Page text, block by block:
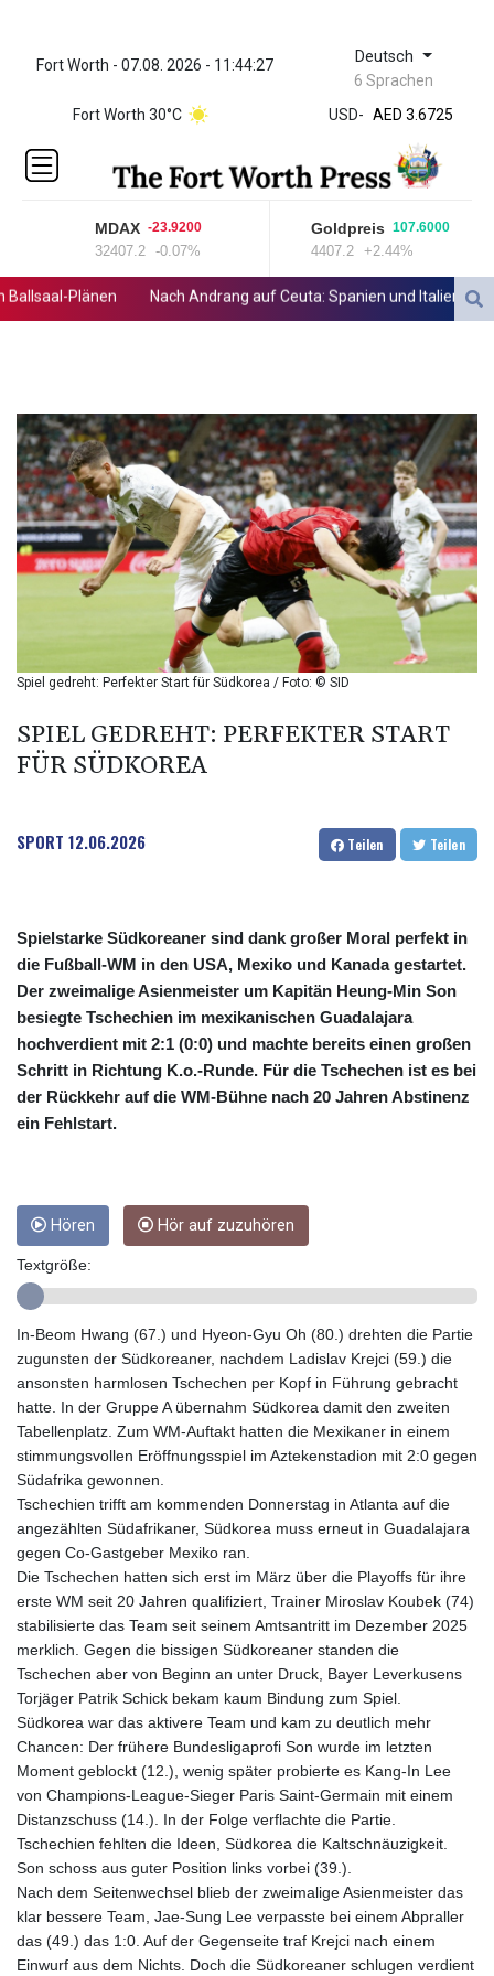
Fort Worth - 07.08. 2026 - 11:44:27 Deutsch
6 Sprachen
Fort Worth 30°C
USD-
ZWL 321.999592
AED 3.6725
AED 3.6725
AFN
ALL 80.861178
AMD
AOA
918.000066
BBD 2.013896
BDT 123.776354
BHD 0.377061
BIF 2993.650463
BMD 1
BND 1.281271
BOB 11.884005
BRL 5.105192
BSD 0.999879
BTN 95.145572
BWP 13.496235
BZD 2.010921
CHF 0.808105
CLF 0.023174
CNH 6.74376
COP 3162.95
CRC 454.53954
CUC 1
CUP 26.5
CVE 95.649308
FJD 2.210502
FKP 0.743241
GBP 0.741355
GEL 2.615003
GGP 0.743241
GHS 11.733937
GIP 0.743241
GNF
8782.057677
GYD 209.187745
HKD 7.845415
HNL 26.799903
HRK 6.521304
HTG 130.738004
HUF 314.058026
IDR 17796
ILS 2.99985
IMP 0.743241
INR 95.17365
IQD 1309.80882
IRR
ISK 123.390415
JEP 0.743241
JMD 158.790465
JOD 0.708994
MDAX -23.9200
32407.2 -0.07%
Goldpreis 107.6000
4407.2 +2.44%
Plänen Nach Andrang auf Ceuta: Spanien und Italien
Spiel gedreht: Perfekter Start für Südkorea / Foto: © SID
SPIEL GEDREHT: PERFEKTER START
FÜR SÜDKOREA
SPORT 12.06.2026 Teilen Teilen
Spielstarke Südkoreaner sind dank großer Moral perfekt in
die Fußball-WM in den USA, Mexiko und Kanada gestartet.
Der zweimalige Asienmeister um Kapitän Heung-Min Son
besiegte Tschechien im mexikanischen Guadalajara
hochverdient mit 2:1 (0:0) und machte bereits einen großen
Schritt in Richtung K.o.-Runde. Für die Tschechen ist es bei
der Rückkehr auf die WM-Bühne nach 20 Jahren Abstinenz
ein Fehlstart.
Hören Hör auf zuzuhören
Textgröße:
In-Beom Hwang (67.) und Hyeon-Gyu Oh (80.) drehten die Partie
zugunsten der Südkoreaner, nachdem Ladislav Krejci (59.) die
ansonsten harmlosen Tschechen per Kopf in Führung gebracht
hatte. In der Gruppe A übernahm Südkorea damit den zweiten
Tabellenplatz. Zum WM-Auftakt hatten die Mexikaner in einem
stimmungsvollen Eröffnungsspiel im Aztekenstadion mit 2:0 gegen
Südafrika gewonnen.
Tschechien trifft am kommenden Donnerstag in Atlanta auf die
angezählten Südafrikaner, Südkorea muss erneut in Guadalajara
gegen Co-Gastgeber Mexiko ran.
Die Tschechen hatten sich erst im März über die Playoffs für ihre
erste WM seit 20 Jahren qualifiziert, Trainer Miroslav Koubek (74)
stabilisierte das Team seit seinem Amtsantritt im Dezember 2025
merklich. Gegen die bissigen Südkoreaner standen die
Tschechen aber von Beginn an unter Druck, Bayer Leverkusens
Torjäger Patrik Schick bekam kaum Bindung zum Spiel.
Südkorea war das aktivere Team und kam zu deutlich mehr
Chancen: Der frühere Bundesligaprofi Son wurde im letzten
Moment geblockt (12.), wenig später probierte es Kang-In Lee
von Champions-League-Sieger Paris Saint-Germain mit einem
Distanzschuss (14.). In der Folge verflachte die Partie.
Tschechien fehlten die Ideen, Südkorea die Kaltschnäuzigkeit.
Son schoss aus guter Position links vorbei (39.).
Nach dem Seitenwechsel blieb der zweimalige Asienmeister das
klar bessere Team, Jae-Sung Lee verpasste bei einem Abpraller
das (49.) das 1:0. Auf der Gegenseite traf Krejci nach einem
Einwurf aus dem Nichts. Doch die Südkoreaner schlugen verdient